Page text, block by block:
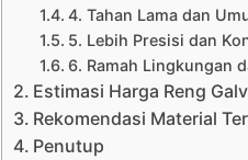
4. Tahan Lama dan
5. Lebih Presisi dan
6. Ramah Lingkungan
Estimasi Harga Reng
Rekomendasi Material
Penutup